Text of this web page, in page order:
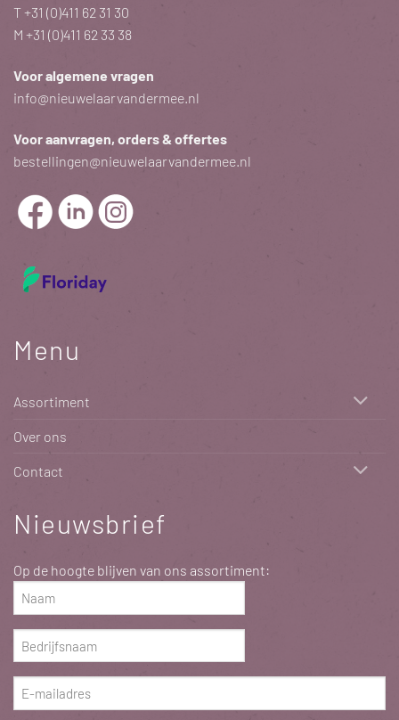
T+31 (0)411 62 31 30
M +31 (0)411 62 33 38
Voor algemene vragen
info@nieuwelaarvandermee.nl
Voor aanvragen, orders & offertes
bestellingen@nieuwelaarvandermee.nl
Menu
Assortiment
Over ons
Contact
Nieuwsbrief
Op de hoogte blijven van ons assortiment:
Naam
(Vereist)
Bedrijfsnaam
(Vereist)
E-
mailadres